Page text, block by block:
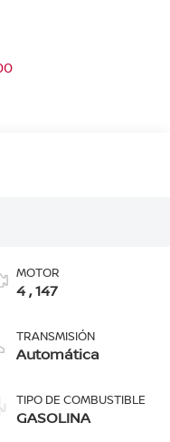
MOTOR
4 , 147
TRANSMISIÓN
Automática
TIPO DE COMBUSTIBLE
GASOLINA